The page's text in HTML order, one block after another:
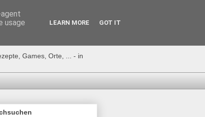
Games, Orte, ... - in
usage
LEARN MORE GOT IT